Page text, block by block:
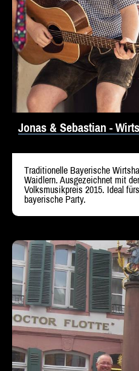
Beratung
Impressum
Jonas & Sebastian -
Traditionelle Bayerische
Waidlern. Ausgezeichnet mit
Volksmusikpreis 2015. Ideal
bayerische Party.